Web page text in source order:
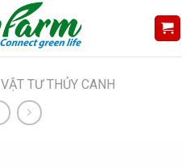
VẬT TƯ THỦY CANH